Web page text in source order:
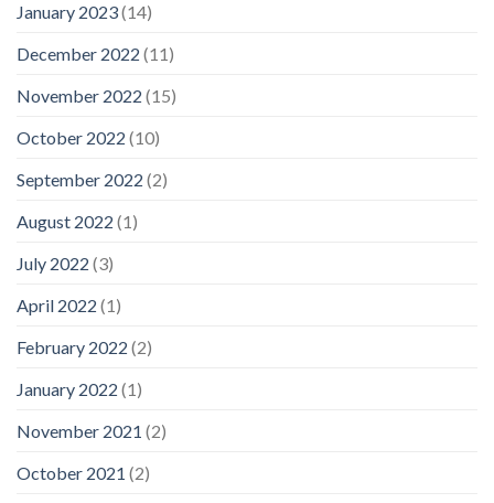
January 2023(14)
December 2022 (11)
November 2022 (15)
October 2022 (10)
September 2022 (2)
August 2022 (1)
July 2022 (3)
April 2022 (1)
February 2022 (2)
January 2022 (1)
November 2021 (2)
October 2021 (2)